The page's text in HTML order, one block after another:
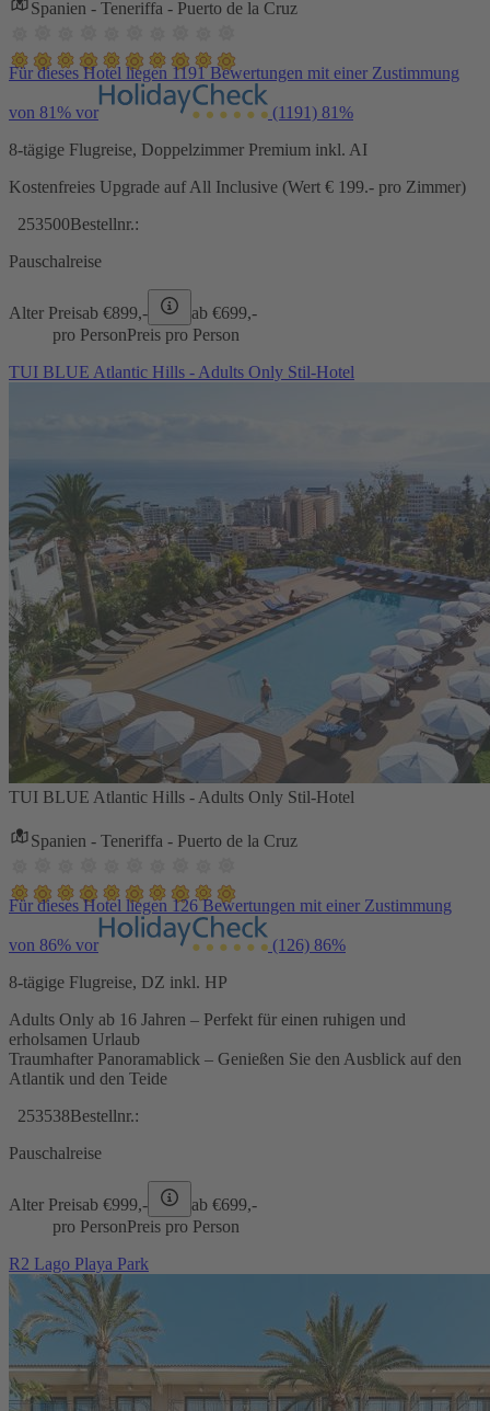
Spanien - Teneriffa - Puerto de la Cruz
Für dieses Hotel liegen 1191 Bewertungen mit einer Zustimmung
von 81% vor (1191) 81%
8-tägige Flugreise, Doppelzimmer Premium inkl. AI
Kostenfreies Upgrade auf All Inclusive (Wert € 199.- pro Zimmer)
253500Bestellnr.:
Pauschalreise
Alter Preisab €899,- ab €699,-
pro PersonPreis pro Person
TUI BLUE Atlantic Hills - Adults Only Stil-Hotel
TUI BLUE Atlantic Hills - Adults Only Stil-Hotel
Spanien - Teneriffa - Puerto de la Cruz
Für dieses Hotel liegen 126 Bewertungen mit einer Zustimmung
von 86% vor (126) 86%
8-tägige Flugreise, DZ inkl. HP
Adults Only ab 16 Jahren – Perfekt für einen ruhigen und
erholsamen Urlaub
Traumhafter Panoramablick – Genießen Sie den Ausblick auf den
Atlantik und den Teide
253538Bestellnr.:
Pauschalreise
Alter Preisab €999,- ab €699,-
pro PersonPreis pro Person
R2 Lago Playa Park